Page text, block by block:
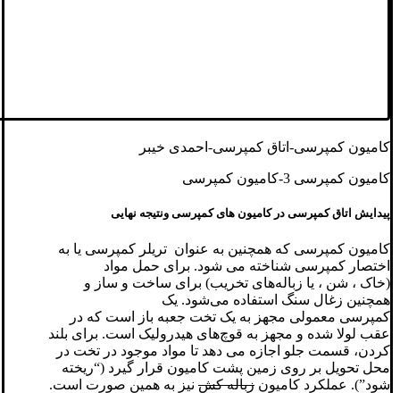
کامیون کمپرسی-اتاق کمپرسی-احمدی خیبر
کامیون کمپرسی 3-کامیون کمپرسی
پیدایش اتاق کمپرسی در کامیون های کمپرسی ونتیجه نهایی
کامیون کمپرسی که همچنین به عنوان تریلر کمپرسی یا به
اختصار کمپرسی شناخته می شود. برای حمل مواد
(خاک ، شن ، یا زبالههای تخریب) برای ساخت و ساز و
همچنین زغال سنگ استفاده می‌شود. یک
کمپرسی معمولی مجهز به یک تخت جعبه باز است که در
عقب لولا شده و مجهز به قوچ‌های هیدرولیک است. برای بلند
کردن، قسمت جلو اجازه می دهد تا مواد موجود در تخت در
محل تحویل بر روی زمین پشت کامیون قرار گیرد (“ریخته
شود”). عملکرد کامیون زباله کش نیز به همین صورت است.